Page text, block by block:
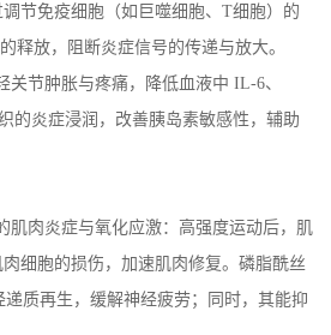
节免疫细胞（如巨噬细胞、 T细胞）的
释放，阻断炎症信号的传递与放大。
关节肿胀与疼痛，降低血液中 IL-6、
的炎症浸润，改善胰岛素敏感性，辅助
肌肉炎症与氧化应激：高强度运动后，肌
肉细胞的损伤，加速肌肉修复。磷脂酰丝
质再生，缓解神经疲劳；同时，其能抑